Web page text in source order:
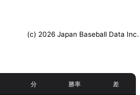
(c) 2026 Japan Baseball Data Inc.
分 勝率 差